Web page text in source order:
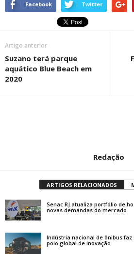
Facebook Twitter
Artigo anterior
Suzano terá parque
aquático Blue Beach em
2020
Redação
ARTIGOS RELACIONADOS
Senac RJ atualiza portfólio de
novas demandas do mercado
Indústria nacional de ônibus faz
polo global de inovação